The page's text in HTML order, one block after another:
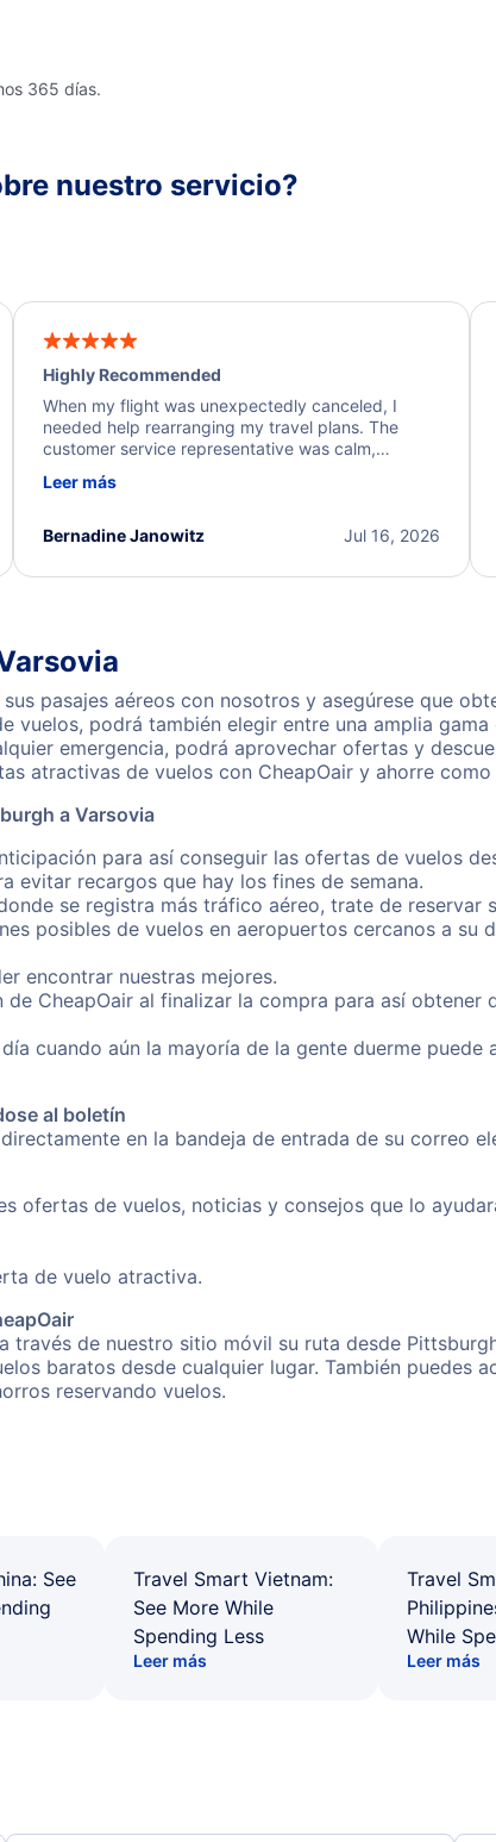
365 días.
nuestro servicio?
Highly Recommended
When my flight was unexpectedly canceled, I
needed help rearranging my travel plans. The
customer service representative was calm,
process. They quickly found alternative flight
I truly appreciate the excellent support and
Leer más
Jul 16, 2026
Bernadine Janowitz
pasajes aéreos con nosotros y asegúrese que
vuelos, podrá también elegir entre una amplia
emergencia, podrá aprovechar ofertas y
atractivas de vuelos con CheapOair y ahorre como
a Varsovia
para así conseguir las ofertas de vuelos
evitar recargos que hay los fines de semana.
se registra más tráfico aéreo, trate de reservar
posibles de vuelos en aeropuertos cercanos a su
encontrar nuestras mejores.
CheapOair al finalizar la compra para así obtener
cuando aún la mayoría de la gente duerme
al boletín
en la bandeja de entrada de su correo
ofertas de vuelos, noticias y consejos que lo
de vuelo atractiva.
través de nuestro sitio móvil su ruta desde
baratos desde cualquier lugar. También puedes
reservando vuelos.
See
Travel Smart Vietnam:
See More While
Spending Less
Leer más
Travel
While
Leer más